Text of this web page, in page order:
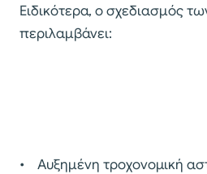
Ειδικότερα, ο σχεδιασμός
περιλαμβάνει:
• Αυξημένη τροχονομική